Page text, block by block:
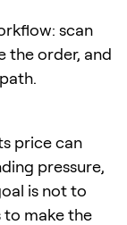
scan
the order, and
price can
pressure,
is not to
to make the